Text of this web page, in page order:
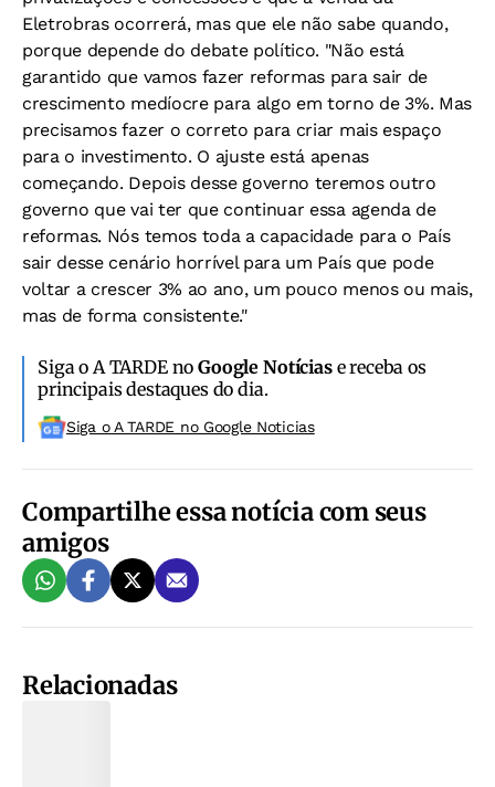
Eletrobras ocorrerá, mas que ele não sabe quando,
porque depende do debate político. "Não está
garantido que vamos fazer reformas para sair de
crescimento medíocre para algo em torno de 3%. Mas
precisamos fazer o correto para criar mais espaço
para o investimento. O ajuste está apenas
começando. Depois desse governo teremos outro
governo que vai ter que continuar essa agenda de
reformas. Nós temos toda a capacidade para o País
sair desse cenário horrível para um País que pode
voltar a crescer 3% ao ano, um pouco menos ou mais,
mas de forma consistente."
Siga o A TARDE noGoogle Notíciase receba os
principais destaques do dia.
Siga o A TARDE no Google Noticias
Compartilhe essa notícia com seus
amigos
Relacionadas